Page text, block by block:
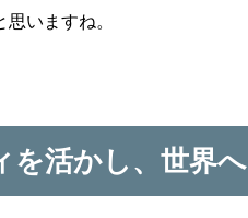
いますね。
を活かし、世界へ